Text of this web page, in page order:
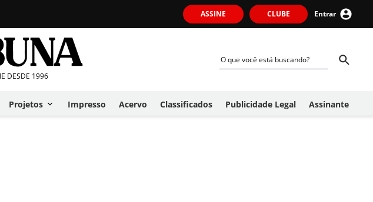
ASSINE CLUBE Entrar
DESDE 1996
Projetos Impresso Acervo Classificados Publicidade Legal Assinante